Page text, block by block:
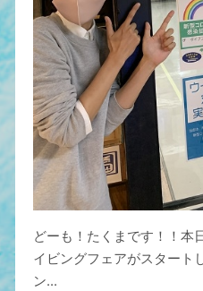
どーも！たくまです！！本
イビングフェアがスタート
ン...